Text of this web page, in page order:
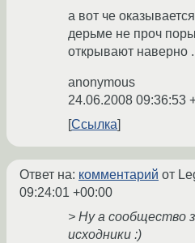
а вот че
дерьме не проч
открывают наверно
anonymous
24.06.2008 09:36:53
Ссылка
Ответ на: комментарий от
09:24:01 +00:00
> Ну а сообщество
исходники :)